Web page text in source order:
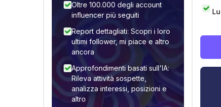
Oltre 100.000 degli account
influencer più seguiti
Report dettagliati: Scopri i loro
ultimi follower, mi piace e altro
ancora
Approfondimenti basati sull'IA:
Rileva attività sospette,
analizza interessi, posizioni e
altro